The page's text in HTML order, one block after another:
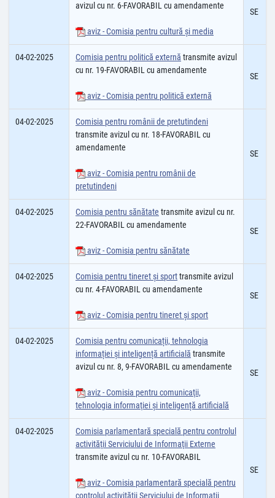
avizul cu nr. 6-FAVORABIL cu amendamente
aviz - Comisia pentru cultură și media
SE
04-02-2025 Comisia pentru politică externă transmite avizul
cu nr. 19-FAVORABIL cu amendamente
aviz - Comisia pentru politică externă
SE
04-02-2025
Comisia pentru românii de pretutindeni
transmite avizul cu nr. 18-FAVORABIL cu
amendamente
aviz - Comisia pentru românii de
pretutindeni
SE
04-02-2025 Comisia pentru sănătate transmite avizul cu nr.
22-FAVORABIL cu amendamente
aviz - Comisia pentru sănătate
SE
04-02-2025 Comisia pentru tineret și sporttransmite avizul
cu nr. 4-FAVORABIL cu amendamente
aviz - Comisia pentru tineret și sport
SE
04-02-2025
Comisia pentru comunicații, tehnologia
informației și inteligență artificială transmite
avizul cu nr. 8, 9-FAVORABIL cu amendamente
aviz - Comisia pentru comunicaţii,
tehnologia informaţiei și inteligență artificială
SE
04-02-2025
Comisia parlamentară specială pentru controlul
activităţii Serviciului de Informaţii Externe
transmite avizul cu nr. 10-FAVORABIL
aviz - Comisia parlamentară specială pentru
controlul activităţii Serviciului de Informaţii
SE